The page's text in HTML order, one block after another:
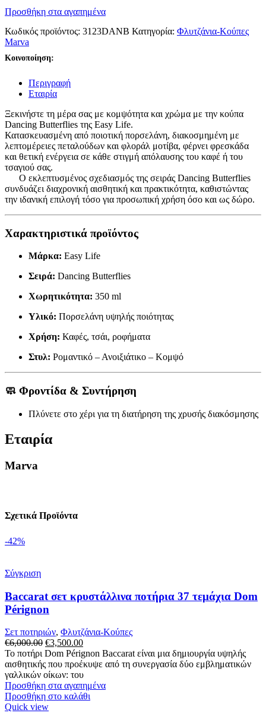
Προσθήκη στα αγαπημένα
Κωδικός προϊόντος: 3123DANB Κατηγορία: Φλυτζάνια-Κούπες
Marva
Κοινοποίηση:
Περιγραφή
Εταιρία
Ξεκινήστε τη μέρα σας με κομψότητα και χρώμα με την κούπα
Dancing Butterflies της Easy Life.
Κατασκευασμένη από ποιοτική πορσελάνη, διακοσμημένη με
λεπτομέρειες πεταλούδων και φλοράλ μοτίβα, φέρνει φρεσκάδα
και θετική ενέργεια σε κάθε στιγμή απόλαυσης του καφέ ή του
τσαγιού σας.
Ο εκλεπτυσμένος σχεδιασμός της σειράς Dancing Butterflies
συνδυάζει διαχρονική αισθητική και πρακτικότητα, καθιστώντας
την ιδανική επιλογή τόσο για προσωπική χρήση όσο και ως δώρο.
Χαρακτηριστικά προϊόντος
Μάρκα: Easy Life
Σειρά: Dancing Butterflies
Χωρητικότητα: 350 ml
Υλικό: Πορσελάνη υψηλής ποιότητας
Χρήση: Καφές, τσάι, ροφήματα
Στυλ: Ρομαντικό – Ανοιξιάτικο – Κομψό
🧼 Φροντίδα & Συντήρηση
Πλύνετε στο χέρι για τη διατήρηση της χρυσής διακόσμησης
Εταιρία
Marva
Σχετικά Προϊόντα
-42%
Σύγκριση
Baccarat σετ κρυστάλλινα ποτήρια 37 τεμάχια Dom
Pérignon
Σετ ποτηριών, Φλυτζάνια-Κούπες
€6,000.00 Original
price
was:
€6,000.00.
€3,500.00Η
τρέχουσα
τιμή
είναι:
€3,500.00.
Το ποτήρι Dom Pérignon Baccarat είναι μια δημιουργία υψηλής
αισθητικής που προέκυψε από τη συνεργασία δύο εμβληματικών
γαλλικών οίκων: του
Προσθήκη στα αγαπημένα
Προσθήκη στο καλάθι
Quick view